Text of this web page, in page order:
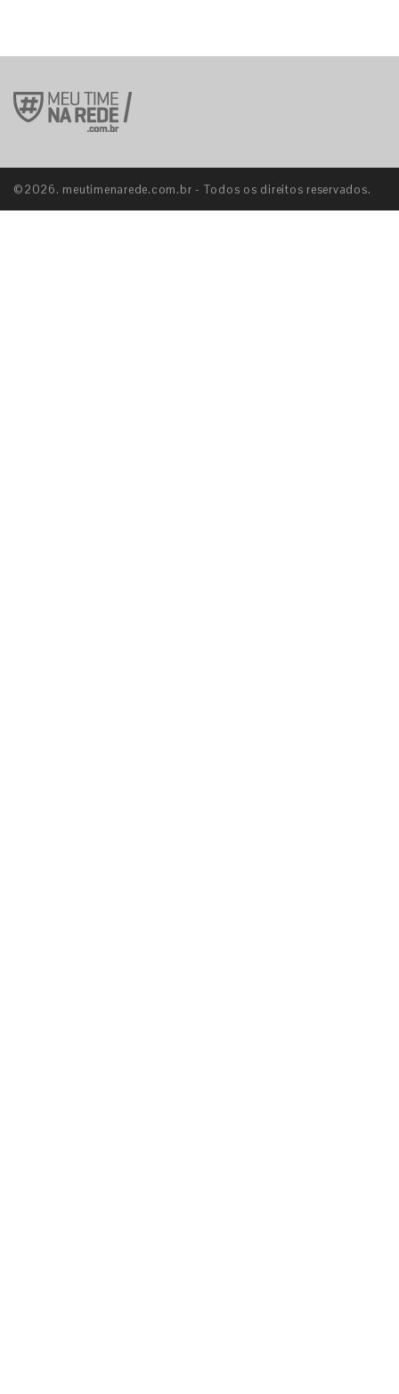
©2026. meutimenarede.com.br - Todos os direitos reservados.